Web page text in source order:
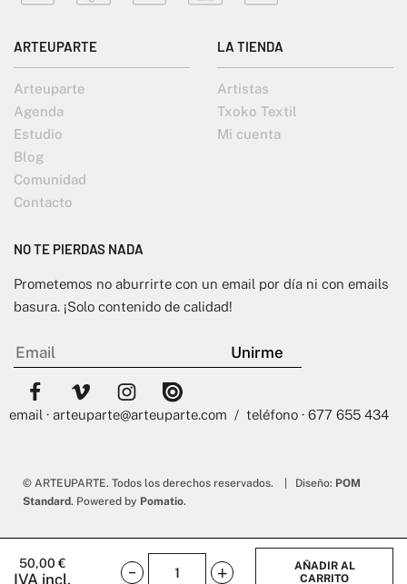
50,00 €
IVA incl.
AÑADIR AL
CARRITO
ARTEUPARTE
Arteuparte
Agenda
Estudio
Blog
Comunidad
Contacto
LA TIENDA
Artistas
Txoko Textil
Mi cuenta
NO TE PIERDAS NADA
Prometemos no aburrirte con un email por día ni con emails
basura. ¡Solo contenido de calidad!
email · arteuparte@arteuparte.com / teléfono · 677 655 434
© ARTEUPARTE. Todos los derechos reservados. | Diseño: POM
Standard. Powered by Pomatio.